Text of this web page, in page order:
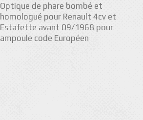
Optique de phare bombé et
homologué pour Renault 4cv et
Estafette avant 09/1968 pour
ampoule code Européen